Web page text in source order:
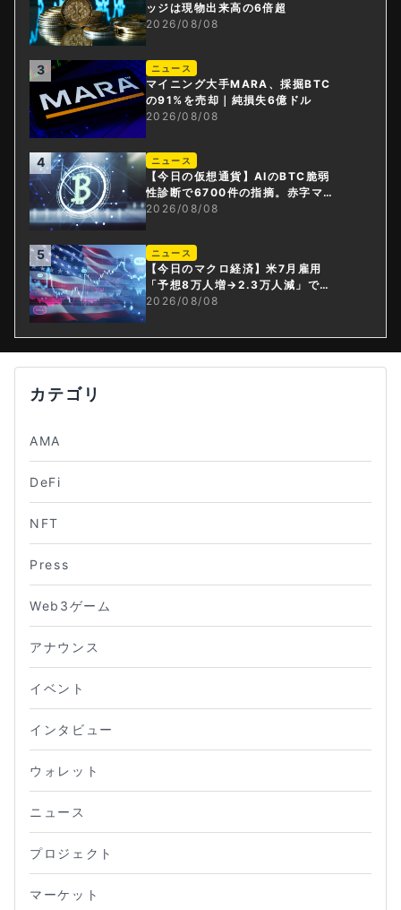
ッジは現物出来高の6倍超
2026/08/08
3 ニュース
マイニング大手MARA、採掘BTC
の91%を売却｜純損失6億ドル
2026/08/08
4 ニュース
【今日の仮想通貨】AIのBTC脆弱
性診断で6700件の指摘。赤字マイ
ニング企業はAIに賭ける
2026/08/08
5 ニュース
【今日のマクロ経済】米7月雇用
「予想8万人増→2.3万人減」で利
上げ観測後退
2026/08/08
カテゴリ
AMA
DeFi
NFT
Press
Web3ゲーム
アナウンス
イベント
インタビュー
ウォレット
ニュース
プロジェクト
マーケット